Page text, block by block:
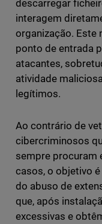
descarregar
interagem
organização. Este
ponto de entrada
atacantes,
atividade
legítimos.
Ao contrário de
cibercriminosos
sempre procuram
casos, o objetivo
do abuso de
que, após
excessivas e